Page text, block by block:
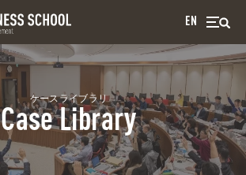
EN
ケースライブラリ
Case Library